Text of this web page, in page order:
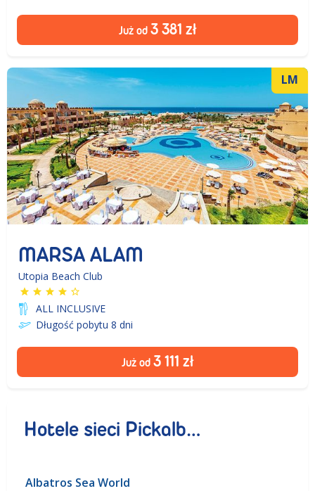
Już od 3 381 zł
LM
MARSA ALAM
Utopia Beach Club
ALL INCLUSIVE
Długość pobytu 8 dni
Już od 3 111 zł
Hotele sieci Pickalbatros
Albatros Sea World